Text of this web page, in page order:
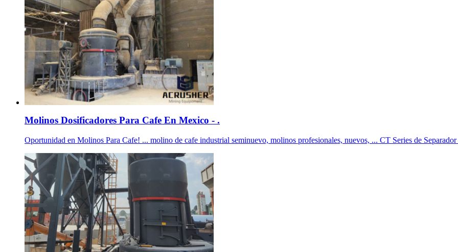
Molinos Dosificadores Para Cafe En Mexico - .
Oportunidad en Molinos Para Cafe! ... molino de cafe industrial seminuevo, molinos profesionales, nuevos, ... CT Series de